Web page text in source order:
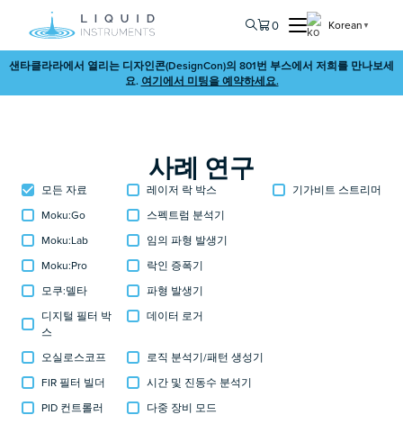
0 Korean ▼
샌타클라라에서 열리는 디자인콘(DesignCon)의 801번 부스에서 저희를 만나보세
요. 여기에서 미팅을 예약하세요.
사례 연구
모든 자료
Moku:Go
Moku:Lab
Moku:Pro
모쿠:델타
디지털 필터 박
스
오실로스코프
FIR 필터 빌더
PID 컨트롤러
레이저 락 박스
스펙트럼 분석기
임의 파형 발생기
락인 증폭기
파형 발생기
데이터 로거
로직 분석기/패턴 생성기
시간 및 진동수 분석기
다중 장비 모드
기가비트 스트리머